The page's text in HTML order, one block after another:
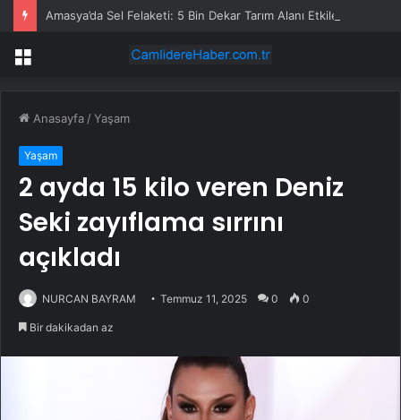
Amasya’da Sel Felaketi: 5 Bin Dekar Tarım Alanı Etkilendi
Menü
Anasayfa /Yaşam
Yaşam
2 ayda 15 kilo veren Deniz
Seki zayıflama sırrını
açıkladı
NURCAN BAYRAM Temmuz 11, 2025 0 0
Bir dakikadan az